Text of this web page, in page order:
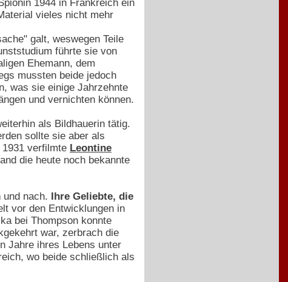
1944 in Frankreich ein
vieles nicht mehr
galt, weswegen Teile
führte sie von
Ehemann, dem
mussten beide jedoch
was sie einige Jahrzehnte
und vernichten können.
als Bildhauerin tätig.
sollte sie aber als
verfilmte Leontine
die heute noch bekannte
nach. Ihre Geliebte, die
vor den Entwicklungen in
bei Thompson konnte
war, zerbrach die
Jahre ihres Lebens unter
wo beide schließlich als